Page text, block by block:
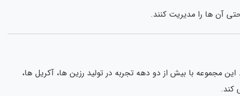
آن ها را مدیریت کنند.
مجموعه با بیش از دو دهه تجربه در تولید رزین ها، آکریل ها،